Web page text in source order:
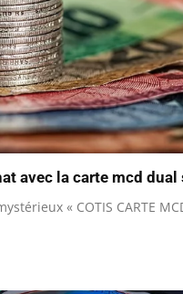
avec la carte mcd
« COTIS CARTE